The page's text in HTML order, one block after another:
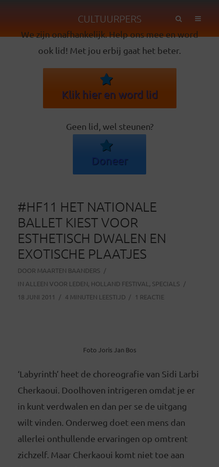
CULTUURPERS
We zijn onafhankelijk. Help ons mee en word
ook lid! Met jou erbij gaat het beter.
Klik hier en word lid
Geen lid, wel steunen?
Doneer
#HF11 HET NATIONALE
BALLET KIEST VOOR
ESTHETISCH DWALEN EN
EXOTISCHE PLAATJES
DOOR MAARTEN BAANDERS
IN ALLEEN VOOR LEDEN, HOLLAND FESTIVAL , SPECIALS
18 JUNI 2011
4 MINUTEN LEESTIJD 1 REACTIE
Foto Joris Jan Bos
‘Labyrinth’ heet de choreografie van Sidi Larbi
Cherkaoui. Doolhoven intrigeren omdat je er
in kunt verdwalen en dan per se de uitgang
wilt vinden. Onderweg doet een mens dan
allerlei onthullende ervaringen op omtrent
zichzelf. Maar Cherkaoui komt niet toe aan